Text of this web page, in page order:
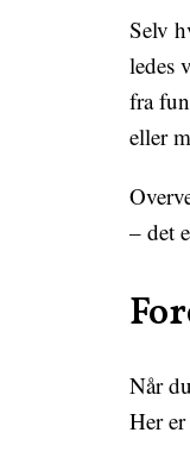
Selv
ledes
fra
eller
– det
Når
Her